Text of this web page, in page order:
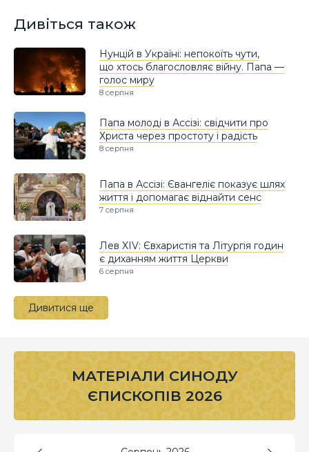
Дивіться також
Нунцій в Україні: непокоїть чути,
що хтось благословляє війну. Папа —
голос миру
8 серпня
Папа молоді в Ассізі: свідчити про
Христа через простоту і радість
8 серпня
Папа в Ассізі: Євангеліє показує шлях
життя і допомагає віднайти сенс
7 серпня
Лев XIV: Євхаристія та Літургія годин
є диханням життя Церкви
6 серпня
Дивитися ще
МАТЕРІАЛИ СИНОДУ
ЄПИСКОПІВ 2026